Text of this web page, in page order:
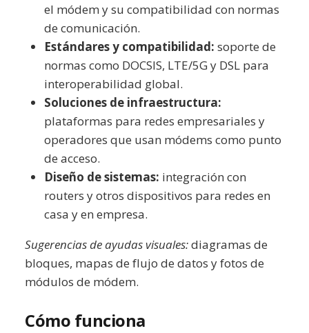
el módem y su compatibilidad con normas
de comunicación.
Estándares y compatibilidad: soporte de
normas como DOCSIS, LTE/5G y DSL para
interoperabilidad global.
Soluciones de infraestructura:
plataformas para redes empresariales y
operadores que usan módems como punto
de acceso.
Diseño de sistemas: integración con
routers y otros dispositivos para redes en
casa y en empresa.
Sugerencias de ayudas visuales:diagramas de
bloques, mapas de flujo de datos y fotos de
módulos de módem.
Cómo funciona